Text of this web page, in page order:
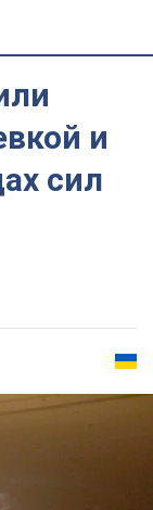
и
сил